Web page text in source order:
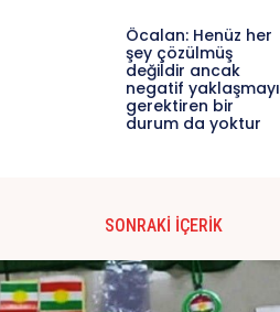
Öcalan: Henüz her
şey çözülmüş
değildir ancak
negatif yaklaşmayı
gerektiren bir
durum da yoktur
SONRAKI İÇERIK